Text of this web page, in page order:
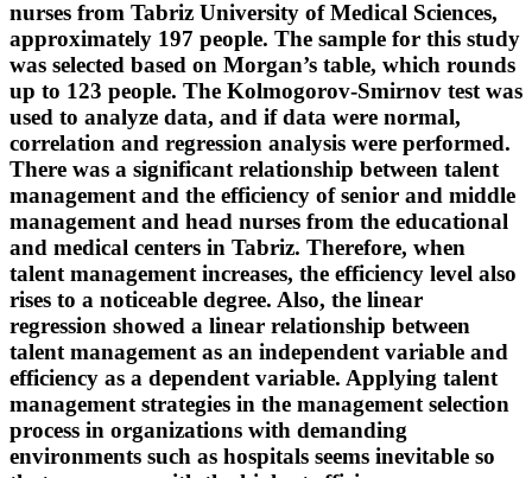
nurses from Tabriz University of Medical
approximately 197 people. The sample for
was selected based on Morgan’s table,
up to 123 people. The Kolmogorov-Smirnov
used to analyze data, and if data were
correlation and regression analysis were
There was a significant relationship
management and the efficiency of senior
management and head nurses from the
and medical centers in Tabriz. Therefore,
talent management increases, the efficiency
rises to a noticeable degree. Also, the linear
regression showed a linear relationship
talent management as an independent
efficiency as a dependent variable.
management strategies in the management
process in organizations with demanding
environments such as hospitals seems